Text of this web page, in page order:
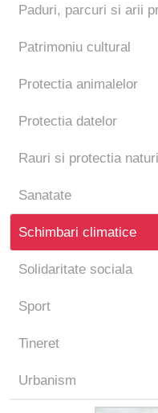
Paduri, parcuri si arii
Patrimoniu cultural
Protectia animalelor
Protectia datelor
Rauri si protectia
Sanatate
Schimbari climatice
Solidaritate sociala
Sport
Tineret
Urbanism